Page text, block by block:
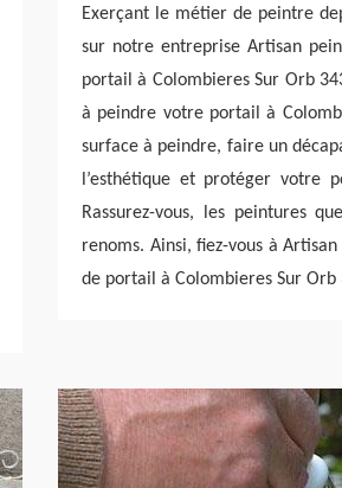
Exerçant le métier de peintre
sur notre entreprise Artisan
portail à Colombieres Sur Orb
à peindre votre portail à
surface à peindre, faire un
l’esthétique et protéger votre
Rassurez-vous, les peintures
renoms. Ainsi, fiez-vous à
de portail à Colombieres Sur Orb